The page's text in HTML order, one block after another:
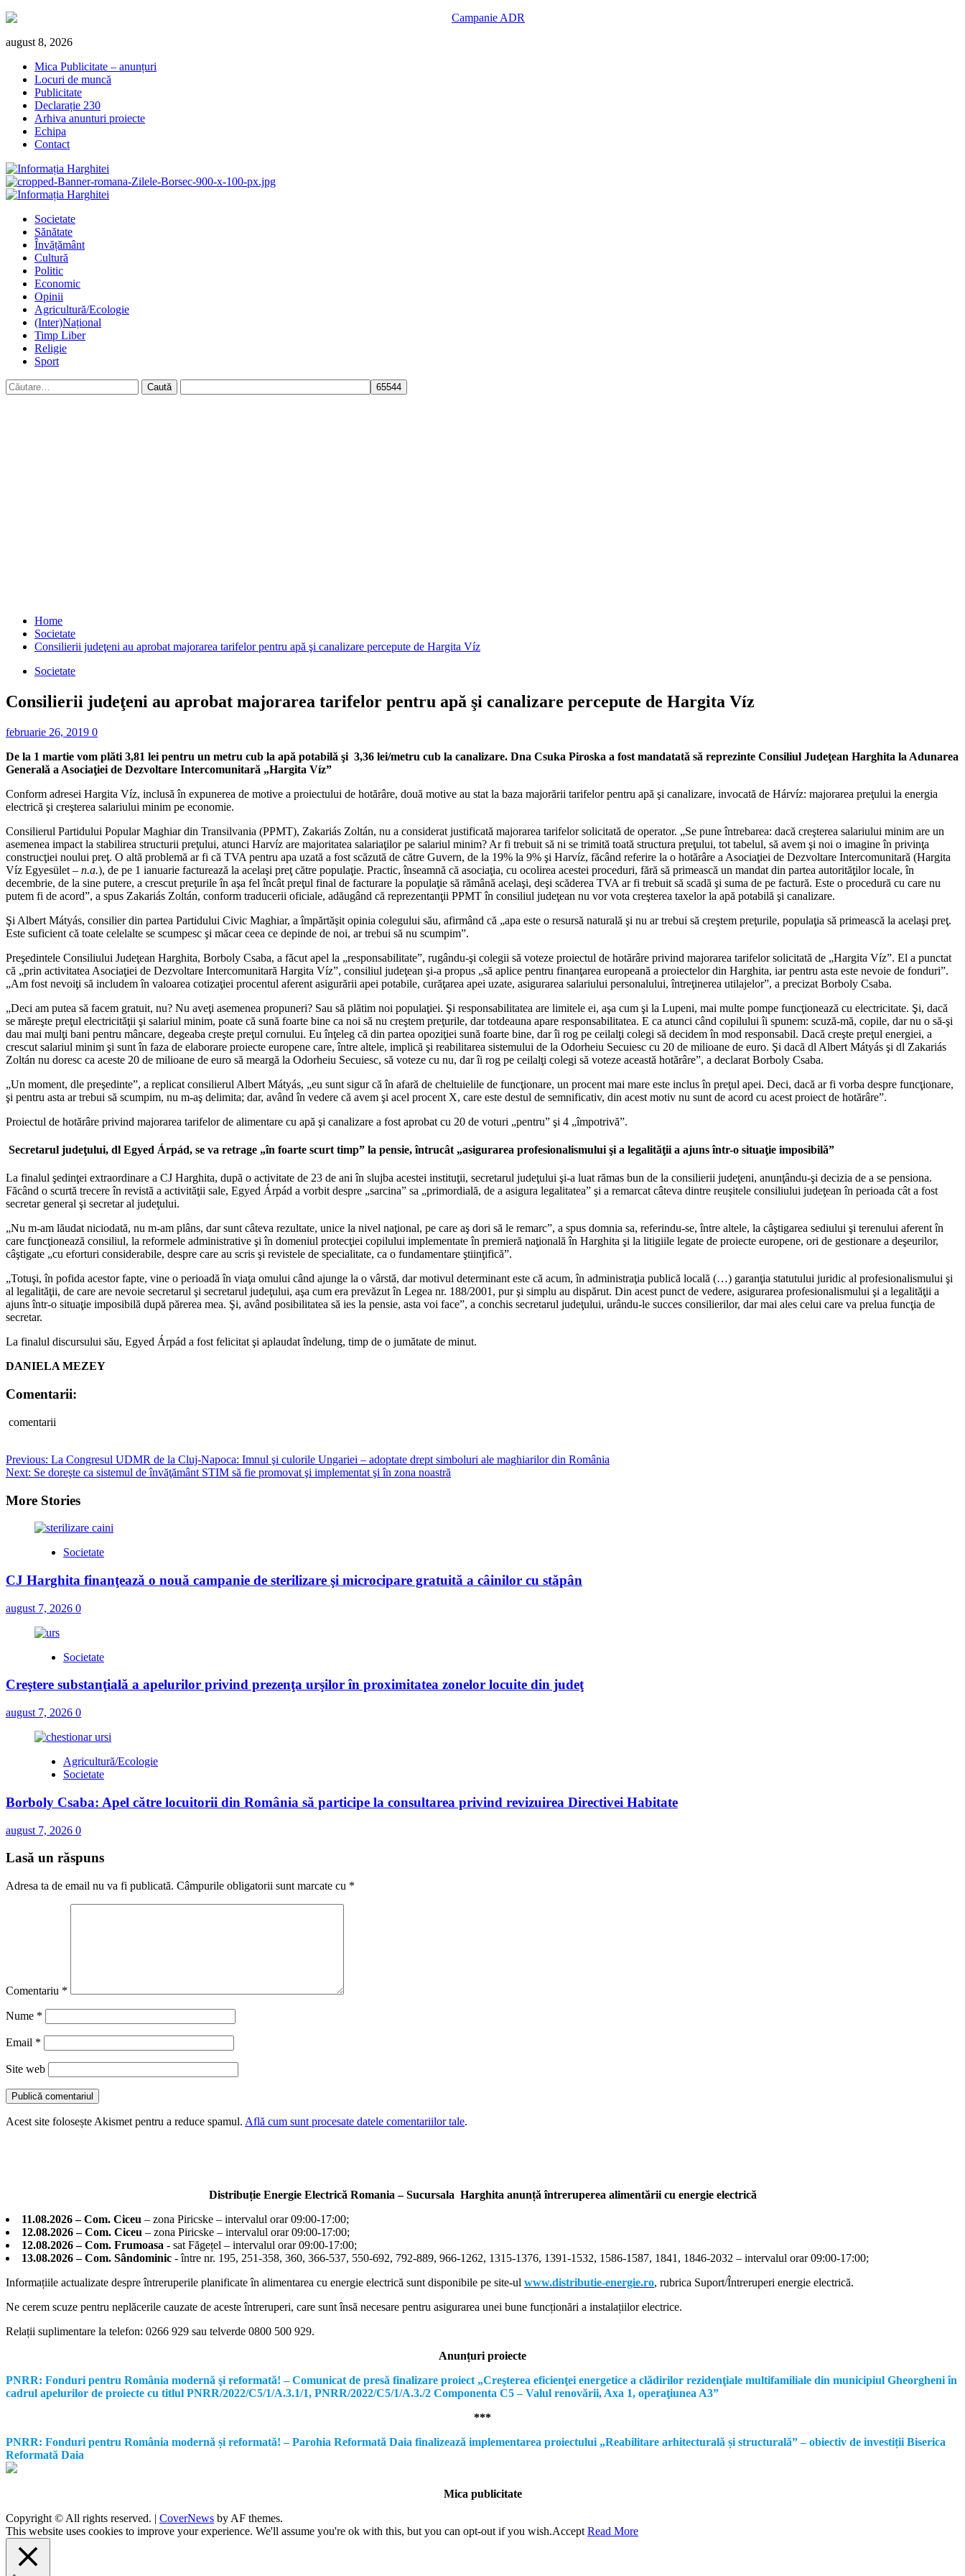
Skip
content
august 8, 2026
Mica Publicitate – anunțuri
Locuri de muncă
Publicitate
Declarație 230
Arhiva anunturi proiecte
Echipa
Contact
Primary
Societate
Sănătate
Învățământ
Cultură
Politic
Economic
Opinii
Agricultură/Ecologie
(Inter)Național
Timp Liber
Religie
Sport
Caută
după:
Home
Societate
Consilierii judeţeni au aprobat majorarea tarifelor pentru apă şi canalizare percepute de Hargita Víz
Societate
Consilierii judeţeni au aprobat majorarea tarifelor pentru apă şi canalizare percepute de Hargita Víz
februarie 26, 2019 0
De la 1 martie vom plăti 3,81 lei pentru un metru cub la apă potabilă şi 3,36 lei/metru cub la canalizare. Dna Csuka Piroska a fost mandatată să reprezinte Consiliul Judeţean Harghita la Adunarea
Generală a Asociaţiei de Dezvoltare Intercomunitară „Hargita Víz”
Conform adresei Hargita Víz, inclusă în expunerea de motive a proiectului de hotărâre, două motive au stat la baza majorării tarifelor pentru apă şi canalizare, invocată de Hárvíz: majorarea preţului la energia
electrică şi creşterea salariului minim pe economie.
Consilierul Partidului Popular Maghiar din Transilvania (PPMT), Zakariás Zoltán, nu a considerat justificată majorarea tarifelor solicitată de operator. „Se pune întrebarea: dacă creşterea salariului minim are un
asemenea impact la stabilirea structurii preţului, atunci Harvíz are majoritatea salariaţilor pe salariul minim? Ar fi trebuit să ni se trimită toată structura preţului, tot tabelul, să avem şi noi o imagine în privinţa
construcţiei noului preţ. O altă problemă ar fi că TVA pentru apa uzată a fost scăzută de către Guvern, de la 19% la 9% şi Harvíz, făcând referire la o hotărâre a Asociaţiei de Dezvoltare Intercomunitară (Hargita
Víz Egyesület – n.a.), de pe 1 ianuarie facturează la acelaşi preţ către populaţie. Practic, înseamnă că asociaţia, cu ocolirea acestei proceduri, fără să primească un mandat din partea autorităţilor locale, în
decembrie, de la sine putere, a crescut preţurile în aşa fel încât preţul final de facturare la populaţie să rămână acelaşi, deşi scăderea TVA ar fi trebuit să scadă şi suma de pe factură. Este o procedură cu care nu
putem fi de acord”, a spus Zakariás Zoltán, conform traducerii oficiale, adăugând că reprezentanţii PPMT în consiliul judeţean nu vor vota creşterea taxelor la apă potabilă şi canalizare.
Şi Albert Mátyás, consilier din partea Partidului Civic Maghiar, a împărtăşit opinia colegului său, afirmând că „apa este o resursă naturală şi nu ar trebui să creştem preţurile, populaţia să primească la acelaşi preţ.
Este suficient că toate celelalte se scumpesc şi măcar ceea ce depinde de noi, ar trebui să nu scumpim”.
Preşedintele Consiliului Judeţean Harghita, Borboly Csaba, a făcut apel la „responsabilitate”, rugându-şi colegii să voteze proiectul de hotărâre privind majorarea tarifelor solicitată de „Hargita Víz”. El a punctat
că „prin activitatea Asociaţiei de Dezvoltare Intercomunitară Hargita Víz”, consiliul judeţean şi-a propus „să aplice pentru finanţarea europeană a proiectelor din Harghita, iar pentru asta este nevoie de fonduri”.
„Am fost nevoiţi să includem în valoarea cotizaţiei procentul aferent asigurării apei potabile, curăţarea apei uzate, asigurarea salariului personalului, întreţinerea utilajelor”, a precizat Borboly Csaba.
„Deci am putea să facem gratuit, nu? Nu aveţi asemenea propuneri? Sau să plătim noi populaţiei. Şi responsabilitatea are limitele ei, aşa cum şi la Lupeni, mai multe pompe funcţionează cu electricitate. Şi, dacă
se măreşte preţul electricităţii şi salariul minim, poate că sună foarte bine ca noi să nu creştem preţurile, dar totdeauna apare responsabilitatea. E ca atunci când copilului îi spunem: scuză-mă, copile, dar nu o să-şi
dau mai mulţi bani pentru mâncare, degeaba creşte preţul cornului. Eu înţeleg că din partea opoziţiei sună foarte bine, dar îi rog pe ceilalţi colegi să decidem în mod responsabil. Dacă creşte preţul energiei, a
crescut salariul minim şi sunt în faza de elaborare proiecte europene care, între altele, implică şi reabilitarea sistemului de la Odorheiu Secuiesc cu 20 de milioane de euro. Şi dacă dl Albert Mátyás şi dl Zakariás
Zoltán nu doresc ca aceste 20 de milioane de euro să meargă la Odorheiu Secuiesc, să voteze cu nu, dar îi rog pe ceilalţi colegi să voteze această hotărâre”, a declarat Borboly Csaba.
„Un moment, dle preşedinte”, a replicat consilierul Albert Mátyás, „eu sunt sigur că în afară de cheltuielile de funcţionare, un procent mai mare este inclus în preţul apei. Deci, dacă ar fi vorba despre funcţionare,
şi pentru asta ar trebui să scumpim, nu m-aş delimita; dar, având în vedere că avem şi acel procent X, care este destul de semnificativ, din acest motiv nu sunt de acord cu acest proiect de hotărâre”.
Proiectul de hotărâre privind majorarea tarifelor de alimentare cu apă şi canalizare a fost aprobat cu 20 de voturi „pentru” şi 4 „împotrivă”.
Secretarul judeţului, dl Egyed Árpád, se va retrage „în foarte scurt timp” la pensie, întrucât „asigurarea profesionalismului şi a legalităţii a ajuns într-o situaţie imposibilă”
La finalul şedinţei extraordinare a CJ Harghita, după o activitate de 23 de ani în slujba acestei instituţii, secretarul judeţului şi-a luat rămas bun de la consilierii judeţeni, anunţându-şi decizia de a se pensiona.
Făcând o scurtă trecere în revistă a activităţii sale, Egyed Árpád a vorbit despre „sarcina” sa „primordială, de a asigura legalitatea” şi a remarcat câteva dintre reuşitele consiliului judeţean în perioada cât a fost
secretar general şi secretar al judeţului.
„Nu m-am lăudat niciodată, nu m-am plâns, dar sunt câteva rezultate, unice la nivel naţional, pe care aş dori să le remarc”, a spus domnia sa, referindu-se, între altele, la câştigarea sediului şi terenului aferent în
care funcţionează consiliul, la reformele administrative şi în domeniul protecţiei copilului implementate în premieră naţională în Harghita şi la litigiile legate de proiecte europene, ori de gestionare a deşeurilor,
câştigate „cu eforturi considerabile, despre care au scris şi revistele de specialitate, ca o fundamentare ştiinţifică”.
„Totuşi, în pofida acestor fapte, vine o perioadă în viaţa omului când ajunge la o vârstă, dar motivul determinant este că acum, în administraţia publică locală (…) garanţia statutului juridic al profesionalismului şi
al legalităţii, de care are nevoie secretarul şi secretarul judeţului, aşa cum era prevăzut în Legea nr. 188/2001, pur şi simplu au dispărut. Din acest punct de vedere, asigurarea profesionalismului şi a legalităţii a
ajuns într-o situaţie imposibilă după părerea mea. Şi, având posibilitatea să ies la pensie, asta voi face”, a conchis secretarul judeţului, urându-le succes consilierilor, dar mai ales celui care va prelua funcţia de
secretar.
La finalul discursului său, Egyed Árpád a fost felicitat şi aplaudat îndelung, timp de o jumătate de minut.
DANIELA MEZEY
Comentarii:
comentarii
Post
navigation
Previous: La Congresul UDMR de la Cluj-Napoca: Imnul şi culorile Ungariei – adoptate drept simboluri ale maghiarilor din România
Next: Se doreşte ca sistemul de învăţământ STIM să fie promovat şi implementat şi în zona noastră
More Stories
Societate
CJ Harghita finanţează o nouă campanie de sterilizare şi microcipare gratuită a câinilor cu stăpân
august 7, 2026 0
Societate
Creştere substanţială a apelurilor privind prezenţa urşilor în proximitatea zonelor locuite din judeţ
august 7, 2026 0
Agricultură/Ecologie
Societate
Borboly Csaba: Apel către locuitorii din România să participe la consultarea privind revizuirea Directivei Habitate
august 7, 2026 0
Lasă un răspuns
Adresa ta de email nu va fi publicată. Câmpurile obligatorii sunt marcate cu *
Comentariu *
Nume *
Email *
Site web
Acest site folosește Akismet pentru a reduce spamul. Află cum sunt procesate datele comentariilor tale.
Distribuție Energie Electrică Romania – Sucursala Harghita anunță întreruperea alimentării cu energie electrică
11.08.2026 – Com. Ciceu – zona Piricske – intervalul orar 09:00-17:00;
12.08.2026 – Com. Ciceu – zona Piricske – intervalul orar 09:00-17:00;
12.08.2026 – Com. Frumoasa - sat Făgețel – intervalul orar 09:00-17:00;
13.08.2026 – Com. Sândominic - între nr. 195, 251-358, 360, 366-537, 550-692, 792-889, 966-1262, 1315-1376, 1391-1532, 1586-1587, 1841, 1846-2032 – intervalul orar 09:00-17:00;
Informațiile actualizate despre întreruperile planificate în alimentarea cu energie electrică sunt disponibile pe site-ul www.distributie-energie.ro, rubrica Suport/Întreruperi energie electrică.
Ne cerem scuze pentru neplăcerile cauzate de aceste întreruperi, care sunt însă necesare pentru asigurarea unei bune funcționări a instalațiilor electrice.
Relații suplimentare la telefon: 0266 929 sau telverde 0800 500 929.
Anunțuri proiecte
PNRR: Fonduri pentru România modernă şi reformată! – Comunicat de presă finalizare proiect „Creşterea eficienţei energetice a clădirilor rezidenţiale multifamiliale din municipiul Gheorgheni în
cadrul apelurilor de proiecte cu titlul PNRR/2022/C5/1/A.3.1/1, PNRR/2022/C5/1/A.3./2 Componenta C5 – Valul renovării, Axa 1, operaţiunea A3”
***
PNRR: Fonduri pentru România modernă și reformată! – Parohia Reformată Daia finalizează implementarea proiectului „Reabilitare arhitecturală și structurală” – obiectiv de investiții Biserica
Reformată Daia
Mica publicitate
Copyright © All rights reserved. | CoverNews by AF themes.
This website uses cookies to improve your experience. We'll assume you're ok with this, but you can opt-out if you wish.Accept Read More